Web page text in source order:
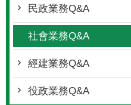
民政業務Q&A
社會業務Q&A
經建業務Q&A
役政業務Q&A